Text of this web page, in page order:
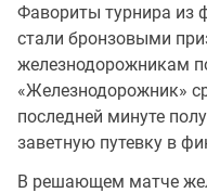
Фавориты турнира из
стали бронзовыми
железнодорожникам
«Железнодорожник»
последней минуте
заветную путевку в
В решающем матче